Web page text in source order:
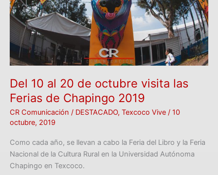
Del 10 al 20 de octubre visita las
Ferias de Chapingo 2019
CR Comunicación / DESTACADO, Texcoco Vive / 10
octubre, 2019
Como cada año, se llevan a cabo la Feria del Libro y la Feria
Nacional de la Cultura Rural en la Universidad Autónoma
Chapingo en Texcoco.
visita
las
Ferias
de
Chapingo
2019